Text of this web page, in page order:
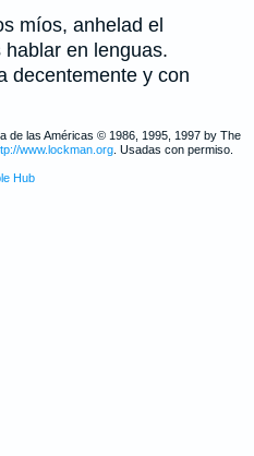
míos, anhelad el
en lenguas.
decentemente y con
de las Américas © 1986, 1995, 1997 by The
www.lockman.org. Usadas con permiso.
Hub